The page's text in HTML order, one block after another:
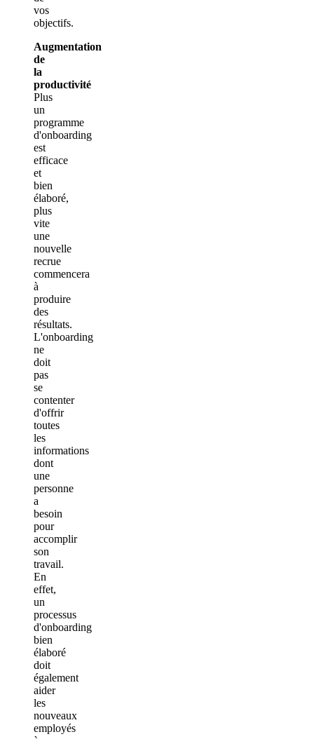
vos
objectifs.
Augmentation
de
la
productivité
Plus
un
programme
d'onboarding
est
efficace
et
bien
élaboré,
plus
vite
une
nouvelle
recrue
commencera
à
produire
des
résultats.
L'onboarding
ne
doit
pas
se
contenter
d'offrir
toutes
les
informations
dont
une
personne
a
besoin
pour
accomplir
son
travail.
En
effet,
un
processus
d'onboarding
bien
élaboré
doit
également
aider
les
nouveaux
employés